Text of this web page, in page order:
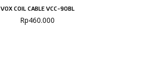
VOX COIL CABLE VCC-90BL
Rp460.000